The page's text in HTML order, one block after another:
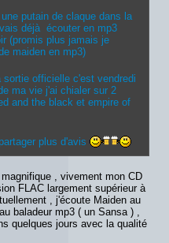
putain de claque dans la
déjà écouter en mp3
(promis plus jamais je
maiden en mp3)
officielle c'est vendredi
ma vie j'ai chialer sur 2
and the black et empire of
plus d'avis
, vivement mon CD
FLAC largement supérieur à
, j'écoute Maiden au
baladeur mp3 ( un Sansa ) ,
quelques jours avec la qualité